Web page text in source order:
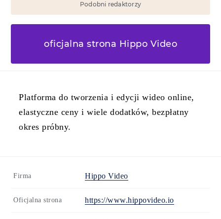
Podobni redaktorzy
oficjalna strona Hippo Video
Platforma do tworzenia i edycji wideo online,
elastyczne ceny i wiele dodatków, bezpłatny
okres próbny.
Firma Hippo Video
Oficjalna strona https://www.hippovideo.io